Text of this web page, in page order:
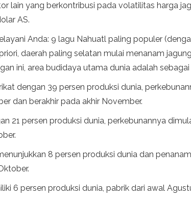
lain yang berkontribusi pada volatilitas harga
AS.
Anda: 9 lagu Nahuatl paling populer
daerah paling selatan mulai menanam
ini, area budidaya utama dunia adalah sebagai
dengan 39 persen produksi dunia,
dan berakhir pada akhir November.
21 persen produksi dunia, perkebunannya
8 persen produksi dunia dan
6 persen produksi dunia, pabrik dari awal